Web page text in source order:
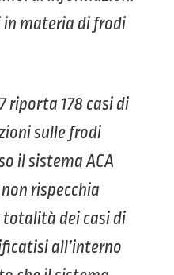
materia di frodi
riporta 178 casi di
sulle frodi
il sistema ACA
rispecchia
totalità dei casi di
all’interno